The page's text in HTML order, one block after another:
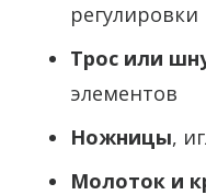
регулировки
Трос или
элементов
Ножницы,
Молоток и